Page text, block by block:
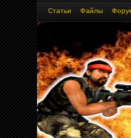
Статьи Файлы